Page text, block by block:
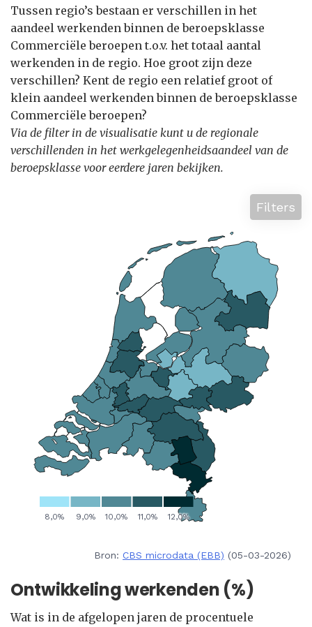
Tussen regio’s bestaan er verschillen in het
aandeel werkenden binnen de beroepsklasse
Commerciële beroepen t.o.v. het totaal aantal
werkenden in de regio. Hoe groot zijn deze
verschillen? Kent de regio een relatief groot of
klein aandeel werkenden binnen de beroepsklasse
Commerciële beroepen?
Via de filter in de visualisatie kunt u de regionale
verschillenden in het werkgelegenheidsaandeel van de
beroepsklasse voor eerdere jaren bekijken.
Filters
Bron: CBS microdata (EBB) (05-03-2026)
Ontwikkeling werkenden (%)
Wat is in de afgelopen jaren de procentuele